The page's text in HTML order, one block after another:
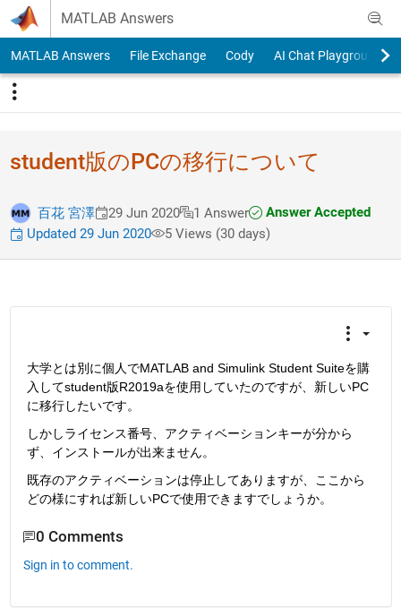
Skip to content
MATLAB Answers
MATLAB Answers File Exchange Cody AI Chat Playground
student版のPCの移行について
百花 宮澤 29 Jun 2020 1 Answer
Answer Accepted
Updated 29 Jun 2020
5 Views (30 days)
大学とは別に個人でMATLAB and Simulink Student Suiteを購
入してstudent版R2019aを使用していたのですが、新しいPC
に移行したいです。
しかしライセンス番号、アクティベーションキーが分から
ず、インストールが出来ません。
既存のアクティベーションは停止してありますが、ここから
どの様にすれば新しいPCで使用できますでしょうか。
0 Comments
Sign in to comment.